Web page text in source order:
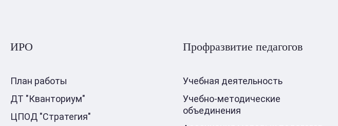
ИРО
План работы
ДТ "Кванториум"
ЦПОД "Стратегия"
Профразвитие педагогов
Учебная деятельность
Учебно-методические
объединения